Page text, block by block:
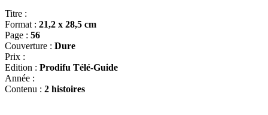
Titre :
Format : 21,2 x 28,5 cm
Page : 56
Couverture : Dure
Prix :
Edition : Prodifu Télé-Guide
Année :
Contenu : 2 histoires